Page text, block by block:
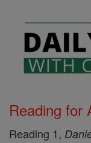
Reading for
Reading 1,